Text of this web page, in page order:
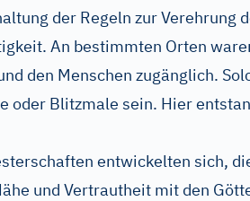
der Regeln zur Verehrung
An bestimmten Orten
den Menschen zugänglich.
oder Blitzmale sein. Hier
entwickelten sich,
und Vertrautheit mit den